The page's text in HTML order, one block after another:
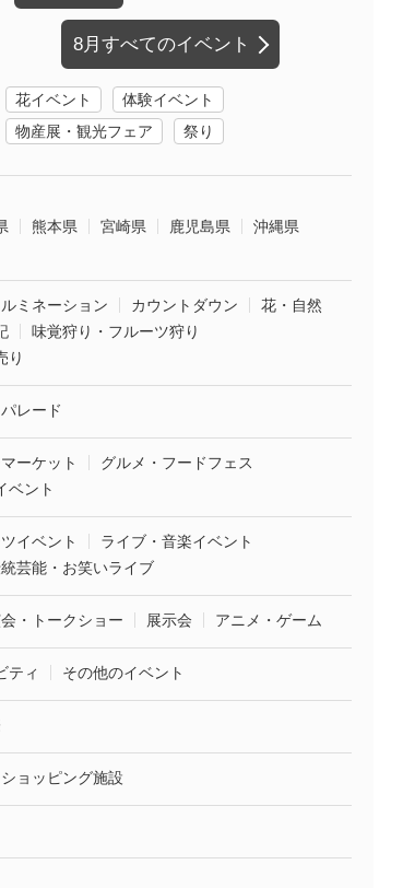
8月すべてのイベント
花イベント
体験イベント
物産展・観光フェア
祭り
熊本県 宮崎県 鹿児島県
沖縄県
ミネーション カウントダウン
花・自然
味覚狩り・フルーツ狩り
り
レード
ーケット
グルメ・フードフェス
ベント
イベント
ライブ・音楽イベント
芸能・お笑いライブ
・トークショー 展示会 アニメ・ゲーム
ティ その他のイベント
ショッピング施設